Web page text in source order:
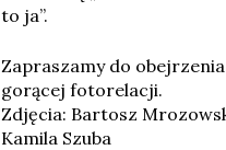
to ja”.
Zapraszamy do
gorącej fotorelacji.
Zdjęcia: Bartosz
Kamila Szuba